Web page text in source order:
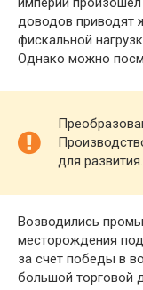
доводов приводят
фискальной
Однако можно
для развития.
Возводились
месторождения
за счет победы в
большой торговой